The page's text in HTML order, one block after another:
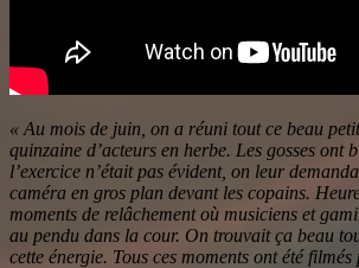
« Au mois de juin, on a réuni tout ce beau
quinzaine d’acteurs en herbe. Les gosses ont
l’exercice n’était pas évident, on leur
caméra en gros plan devant les copains.
moments de relâchement où musiciens et
au pendu dans la cour. On trouvait ça beau
cette énergie. Tous ces moments ont été